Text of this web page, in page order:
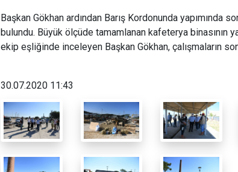
Başkan Gökhan ardından Barış Kordonunda
bulundu. Büyük ölçüde tamamlanan kafeterya binasının
ekip eşliğinde inceleyen Başkan Gökhan, çalışmaların
30.07.2020 11:43